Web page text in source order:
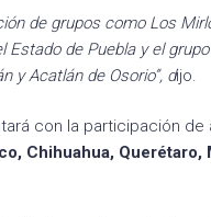
de grupos como Los
Estado de Puebla y el
y Acatlán de Osorio”, dijo.
con la participación de
Chihuahua,